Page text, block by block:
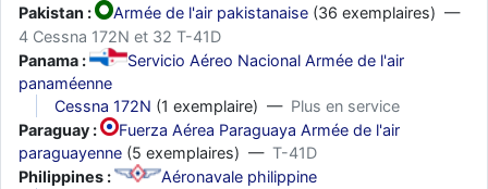
Pakistan :
Armée de l'air pakistanaise (36 exemplaires) —
4 Cessna 172N et 32 T-41D
Panama :
Servicio Aéreo Nacional Armée de l'air
panaméenne
Cessna 172N (1 exemplaire) — Plus en service
Paraguay :
Fuerza Aérea Paraguaya Armée de l'air
paraguayenne (5 exemplaires) — T-41D
Philippines :
Aéronavale philippine